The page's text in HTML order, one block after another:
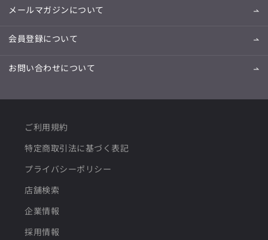
メールマガジンについて
会員登録について
お問い合わせについて
ご利用規約
特定商取引法に基づく表記
プライバシーポリシー
店舗検索
企業情報
採用情報